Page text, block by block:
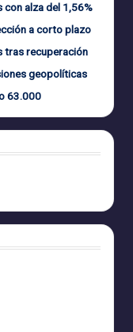
alza del 1,56%
a corto plazo
tras recuperación
geopolíticas
63.000